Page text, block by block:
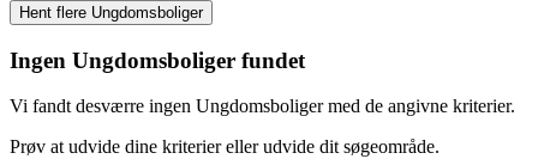
Ingen Ungdomsboliger fundet
Vi fandt desværre ingen Ungdomsboliger med de angivne kriterier.
Prøv at udvide dine kriterier eller udvide dit søgeområde.